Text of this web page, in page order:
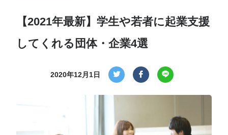
【2021年最新】学生や若者に起業支援
してくれる団体・企業4選
2020年12月1日